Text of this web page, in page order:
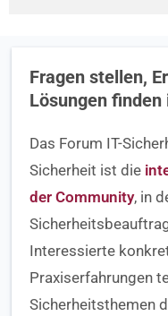
Fragen stellen,
Lösungen
Das Forum IT-
Sicherheit ist die
der Community, in
Interessierte
Praxiserfahrungen
Sicherheitsthemen